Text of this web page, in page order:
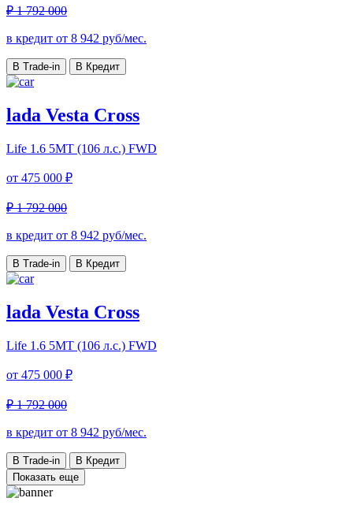
₽ 1 792 000
в кредит от 8 942 руб/мес.
В Trade-in В Кредит
lada Vesta Cross
Life 1.6 5MT (106 л.с.) FWD
от 475 000 ₽
₽ 1 792 000
в кредит от 8 942 руб/мес.
В Trade-in В Кредит
lada Vesta Cross
Life 1.6 5MT (106 л.с.) FWD
от 475 000 ₽
₽ 1 792 000
в кредит от 8 942 руб/мес.
В Trade-in
В Кредит
Показать еще